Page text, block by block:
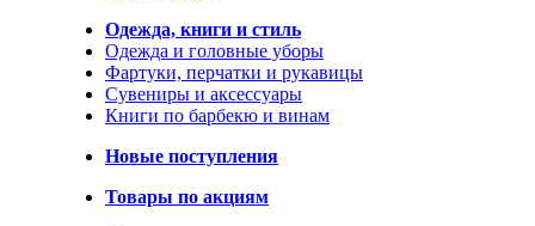
Одежда, книги и стиль
Одежда и головные уборы
Фартуки, перчатки и рукавицы
Сувениры и аксессуары
Книги по барбекю и винам
Новые поступления
Товары по акциям